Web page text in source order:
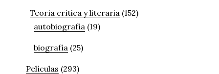
Teoría crítica y literaria (152)
autobiografía (19)
biografía (25)
Películas (293)